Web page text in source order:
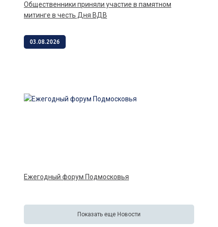
Общественники приняли участие в памятном
митинге в честь Дня ВДВ
03.08.2026
Ежегодный форум Подмосковья
Показать еще Новости